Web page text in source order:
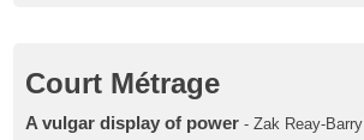
Court Métrage
A vulgar display of power - Zak Reay-Barry